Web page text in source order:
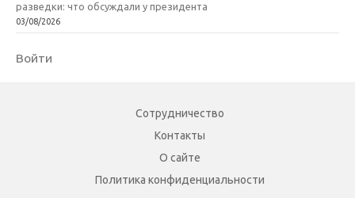
разведки: что обсуждали у президента
03/08/2026
Войти
Сотрудничество
Контакты
О сайте
Политика конфиденциальности